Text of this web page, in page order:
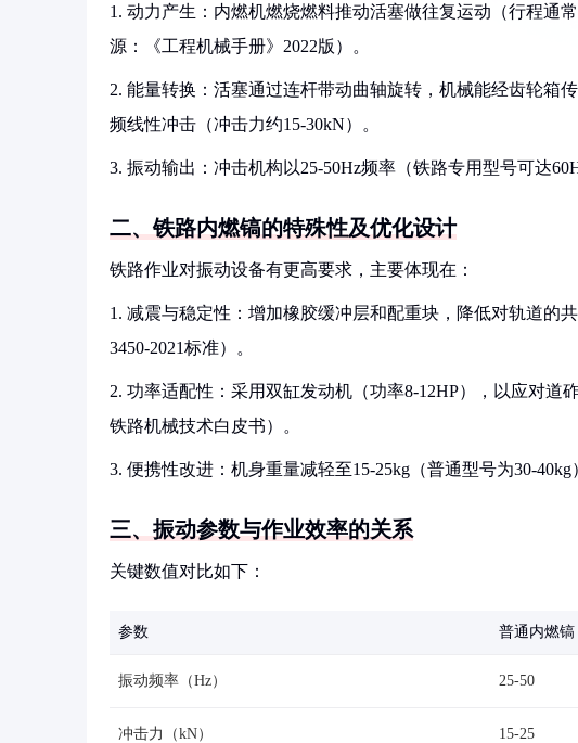
1. 动力产生：内燃机燃烧燃料推动活塞做往复运动（行程通
源：《工程机械手册》2022版）。
2. 能量转换：活塞通过连杆带动曲轴旋转，机械能经齿轮箱
频线性冲击（冲击力约15-30kN）。
3. 振动输出：冲击机构以25-50Hz频率（铁路专用型号可达
二、铁路内燃镐的特殊性及优化设计
铁路作业对振动设备有更高要求，主要体现在：
1. 减震与稳定性：增加橡胶缓冲层和配重块，降低对轨道的
3450-2021标准）。
2. 功率适配性：采用双缸发动机（功率8-12HP），以应对道
铁路机械技术白皮书）。
3. 便携性改进：机身重量减轻至15-25kg（普通型号为30-40kg
三、振动参数与作业效率的关系
关键数值对比如下：
参数 普通内燃镐
振动频率（Hz） 25-50
冲击力（kN） 15-25